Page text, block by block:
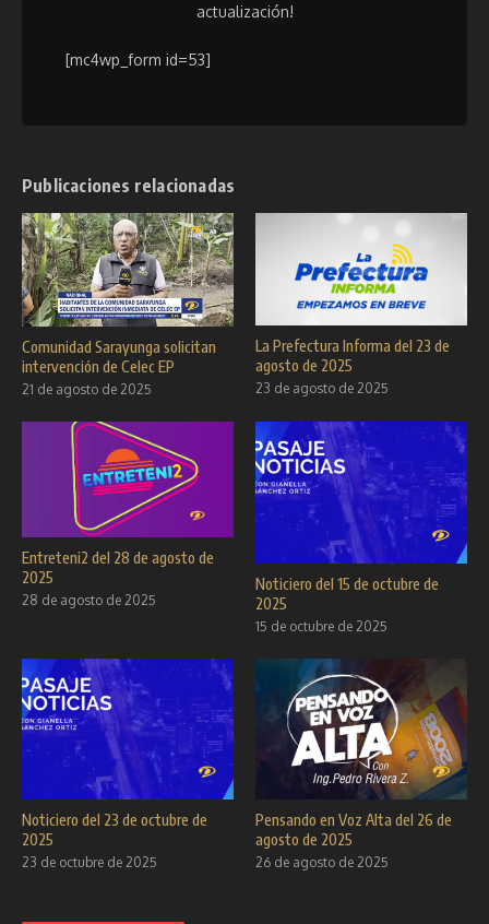
actualización!
[mc4wp_form id=53]
Publicaciones relacionadas
Comunidad Sarayunga solicitan
intervención de Celec EP
21 de agosto de 2025
La Prefectura Informa del 23 de
agosto de 2025
23 de agosto de 2025
Entreteni2 del 28 de agosto de
2025
28 de agosto de 2025
Noticiero del 15 de octubre de
2025
15 de octubre de 2025
Noticiero del 23 de octubre de
2025
23 de octubre de 2025
Pensando en Voz Alta del 26 de
agosto de 2025
26 de agosto de 2025